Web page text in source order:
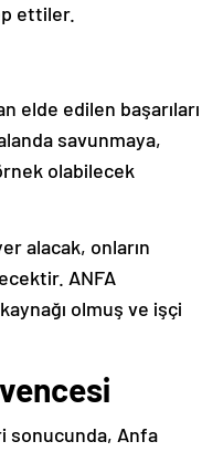
ettiler.
elde edilen başarıları
savunmaya,
olabilecek
alacak, onların
ANFA
olmuş ve işçi
sonucunda, Anfa